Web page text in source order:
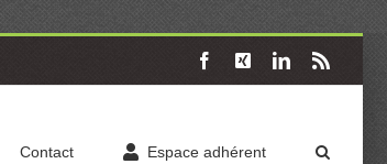
Facebook
X LinkedIn
Contact Espace adhérent